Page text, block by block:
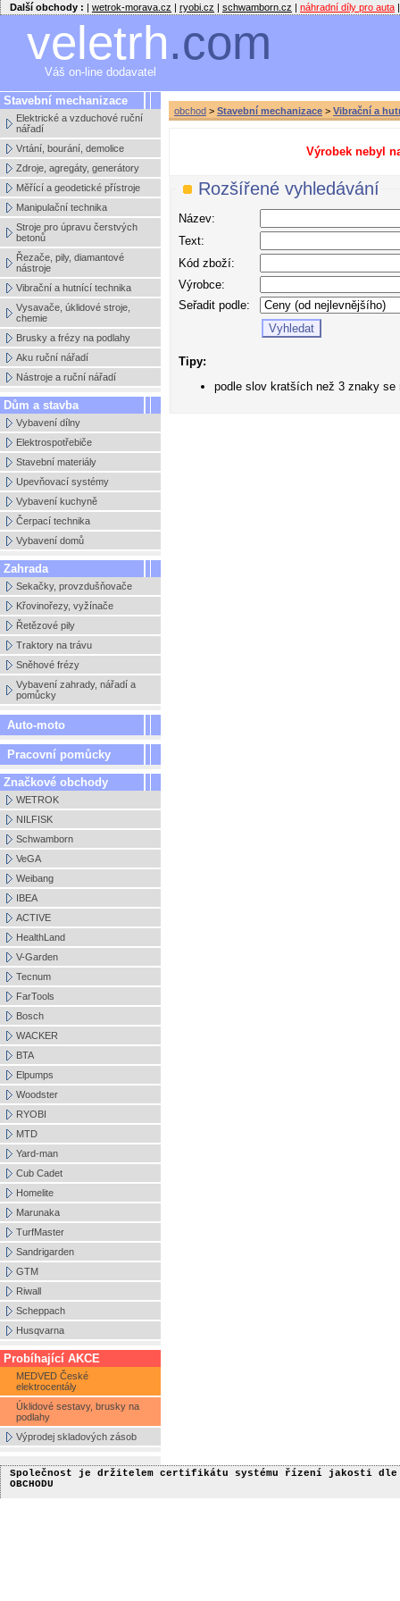
Další obchody : | wetrok-morava.cz | ryobi.cz | schwamborn.cz | náhradní díly pro auta |
veletrh.com
Váš on-line dodavatel
Stavební mechanizace
Elektrické a vzduchové ruční
nářadí
Vrtání, bourání, demolice
Zdroje, agregáty, generátory
Měřící a geodetické přístroje
Manipulační technika
Stroje pro úpravu čerstvých
betonů
Řezače, pily, diamantové
nástroje
Vibrační a hutnící technika
Vysavače, úklidové stroje,
chemie
Brusky a frézy na podlahy
Aku ruční nářadí
Nástroje a ruční nářadí
Dům a stavba
Vybavení dílny
Elektrospotřebiče
Stavební materiály
Upevňovací systémy
Vybavení kuchyně
Čerpací technika
Vybavení domů
Zahrada
Sekačky, provzdušňovače
Křovinořezy, vyžínače
Řetězové pily
Traktory na trávu
Sněhové frézy
Vybavení zahrady, nářadí a
pomůcky
Auto-moto
Pracovní pomůcky
Značkové obchody
WETROK
NILFISK
Schwamborn
VeGA
Weibang
IBEA
ACTIVE
HealthLand
V-Garden
Tecnum
FarTools
Bosch
WACKER
BTA
Elpumps
Woodster
RYOBI
MTD
Yard-man
Cub Cadet
Homelite
Marunaka
TurfMaster
Sandrigarden
GTM
Riwall
Scheppach
Husqvarna
Probíhající AKCE
MEDVED České
elektrocentály
Úklidové sestavy, brusky na
podlahy
Výprodej skladových zásob
obchod > Stavební mechanizace > Vibrační a
Výrobek nebyl
Rozšířené vyhledávání
Název:
Text:
Kód zboží:
Výrobce:
Seřadit podle:
Tipy:
podle slov kratších než 3 znaky se
Společnost je držitelem certifikátu systému řízení jakosti dle
OBCHODU